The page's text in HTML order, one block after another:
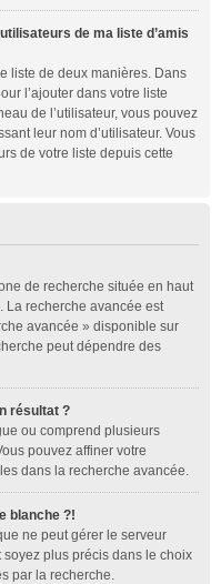
de ma liste d’amis
liste de deux manières. Dans
l’ajouter dans votre liste
de l’utilisateur, vous pouvez
leur nom d’utilisateur. Vous
de votre liste depuis cette
de recherche située en haut
La recherche avancée est
avancée » disponible sur
peut dépendre des
résultat ?
ou comprend plusieurs
pouvez affiner votre
dans la recherche avancée.
blanche ?!
ne peut gérer le serveur
plus précis dans le choix
par la recherche.